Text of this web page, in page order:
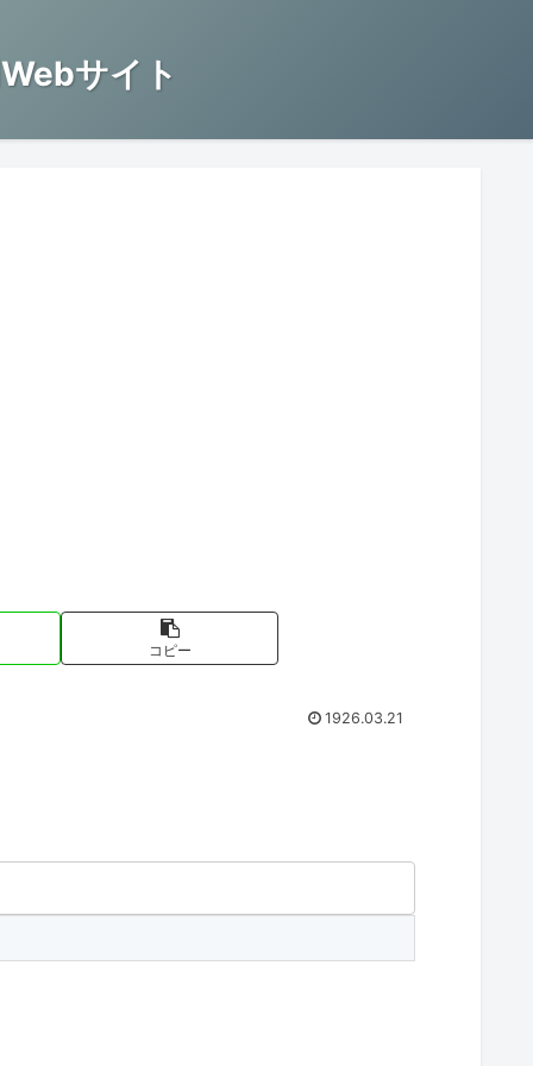
サイト
コピー
1926.03.21